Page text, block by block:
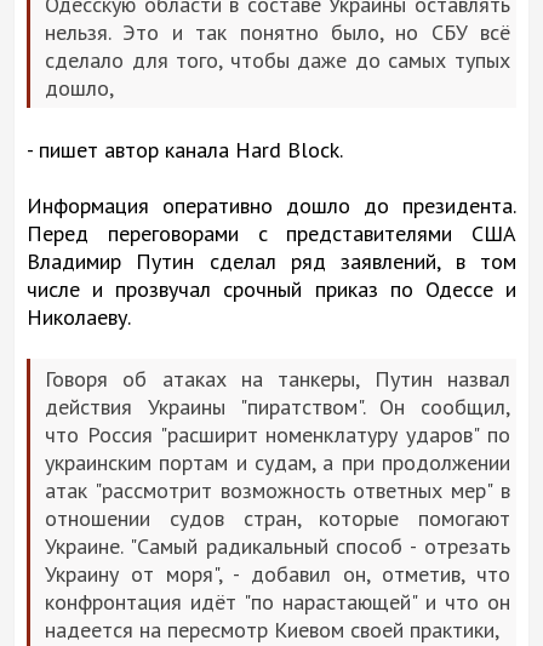
нельзя. Это и так понятно было, но СБУ всё
сделало для того, чтобы даже до самых тупых
дошло,
- пишет автор канала Hard Block.
Информация оперативно дошло до президента.
Перед переговорами с представителями США
Владимир Путин сделал ряд заявлений, в том
числе и прозвучал срочный приказ по Одессе и
Николаеву.
Говоря об атаках на танкеры, Путин назвал
действия Украины "пиратством". Он сообщил,
что Россия "расширит номенклатуру ударов" по
украинским портам и судам, а при продолжении
атак "рассмотрит возможность ответных мер" в
отношении судов стран, которые помогают
Украине. "Самый радикальный способ - отрезать
Украину от моря", - добавил он, отметив, что
конфронтация идёт "по нарастающей" и что он
надеется на пересмотр Киевом своей практики,